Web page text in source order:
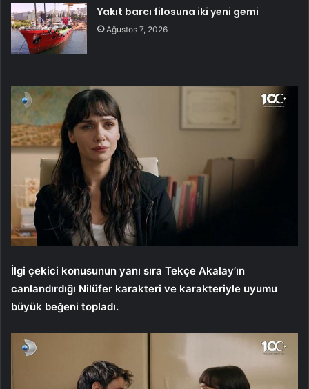
Yakıt barcı filosuna iki yeni gemi
Ağustos 7, 2026
İlgi çekici konusunun yanı sıra Tekçe Akalay’ın
canlandırdığı Nilüfer karakteri ve karakteriyle uyumu
büyük beğeni topladı.